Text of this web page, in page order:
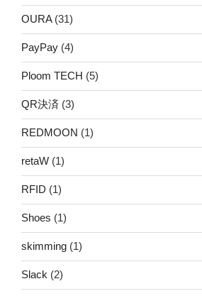
OURA(31)
PayPay (4)
Ploom TECH (5)
QR決済 (3)
REDMOON (1)
retaW (1)
RFID (1)
Shoes (1)
skimming (1)
Slack (2)